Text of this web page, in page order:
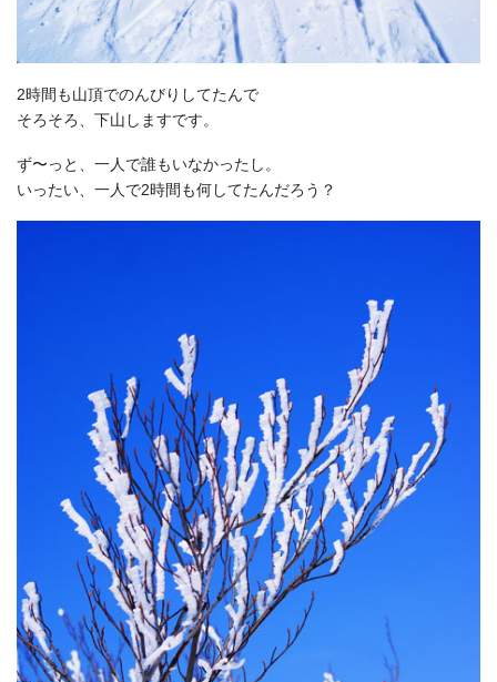
2時間も山頂でのんびりしてたんで
そろそろ、下山しますです。
ず〜っと、一人で誰もいなかったし。
いったい、一人で2時間も何してたんだろう？